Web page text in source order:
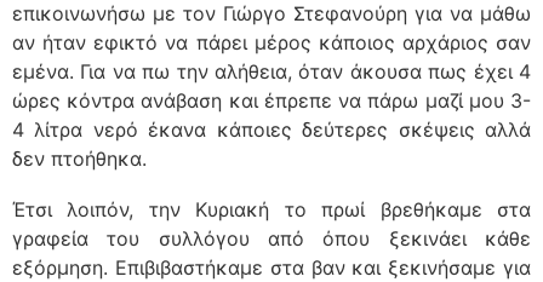
επικοινωνήσω με τον Γιώργο Στεφανούρη για να μάθω
αν ήταν εφικτό να πάρει μέρος κάποιος αρχάριος σαν
εμένα. Για να πω την αλήθεια, όταν άκουσα πως έχει 4
ώρες κόντρα ανάβαση και έπρεπε να πάρω μαζί μου 3-
4 λίτρα νερό έκανα κάποιες δεύτερες σκέψεις αλλά
δεν πτοήθηκα.
Έτσι λοιπόν, την Κυριακή το πρωί βρεθήκαμε στα
γραφεία του συλλόγου από όπου ξεκινάει κάθε
εξόρμηση. Επιβιβαστήκαμε στα βαν και ξεκινήσαμε για